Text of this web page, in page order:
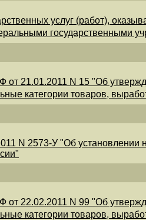
услуг (работ),
государственными
от 21.01.2011 N 15 "Об
категории товаров,
N 2573-У "Об установлении
от 22.02.2011 N 99 "Об
категории товаров,